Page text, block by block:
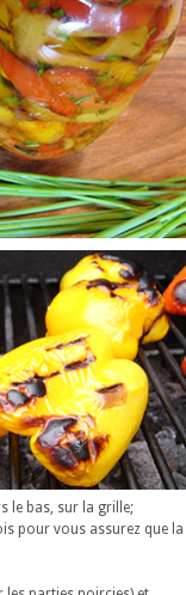
le bas, sur la grille;
pour vous assurez que la